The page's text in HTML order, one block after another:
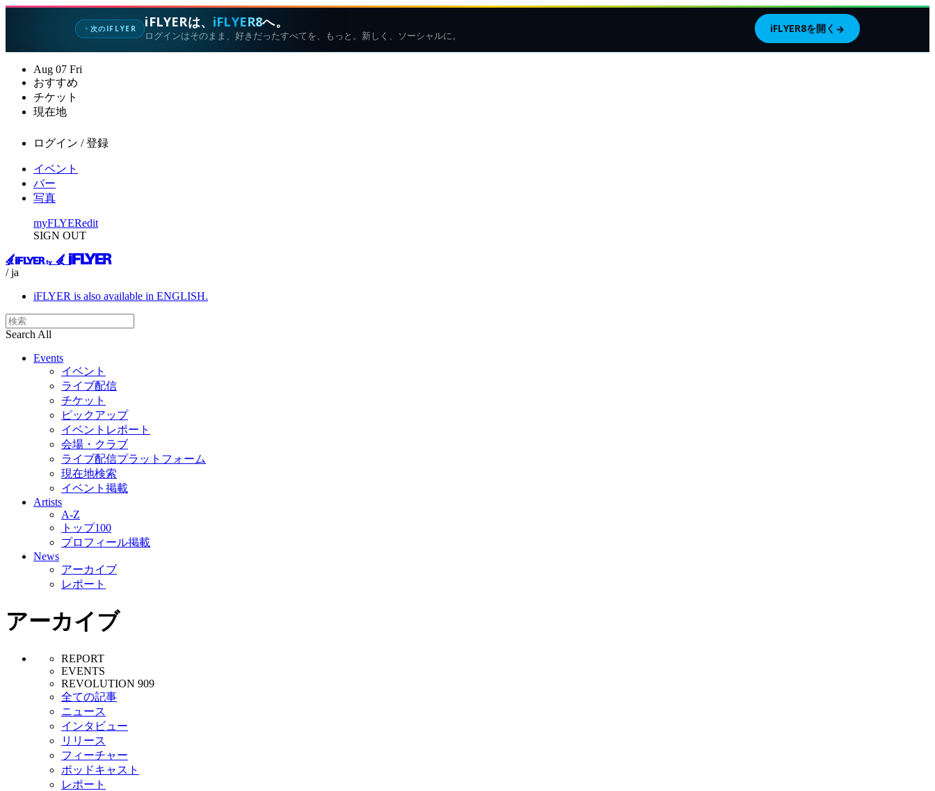
✦次のIFLYER iFLYERは、 iFLYER8へ。
ログインはそのまま、好きだったすべてを、もっと。新しく、ソーシャルに。
iFLYER8を開く →
Aug 07 Fri
おすすめ
チケット
現在地
ログイン / 登録
イベント
バー
写真
myFLYERedit
SIGN OUT
/ ja
iFLYER is also available in ENGLISH.
Search All
Events
イベント
ライブ配信
チケット
ピックアップ
イベントレポート
会場・クラブ
ライブ配信プラットフォーム
現在地検索
イベント掲載
Artists
A-Z
トップ100
プロフィール掲載
News
アーカイブ
レポート
アーカイブ
REPORT
EVENTS
REVOLUTION 909
全ての記事
ニュース
インタビュー
リリース
フィーチャー
ポッドキャスト
レポート